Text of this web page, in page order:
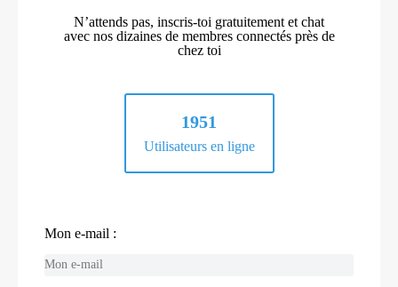
N’attends pas, inscris-toi gratuitement et chat
avec nos dizaines de membres connectés près de
chez toi
1951
Utilisateurs en ligne
Mon e-mail :